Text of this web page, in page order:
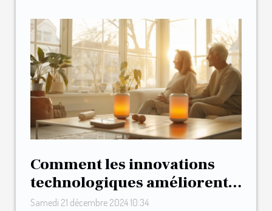
Comment les innovations
technologiques améliorent
l'autonomie des seniors
Samedi 21 décembre 2024 10:34